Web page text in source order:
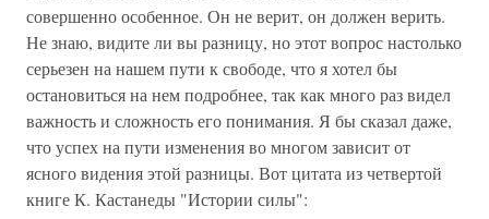
совершенно особенное. Он не верит, он должен верить.
Не знаю, видите ли вы разницу, но этот вопрос настолько
серьезен на нашем пути к свободе, что я хотел бы
остановиться на нем подробнее, так как много раз видел
важность и сложность его понимания. Я бы сказал даже,
что успех на пути изменения во многом зависит от
ясного видения этой разницы. Вот цитата из четвертой
книге К. Кастанеды "Истории силы":